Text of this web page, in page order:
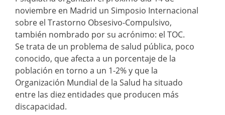
noviembre en Madrid un Simposio Internacional
sobre el Trastorno Obsesivo-Compulsivo,
también nombrado por su acrónimo: el TOC.
Se trata de un problema de salud pública, poco
conocido, que afecta a un porcentaje de la
población en torno a un 1-2% y que la
Organización Mundial de la Salud ha situado
entre las diez entidades que producen más
discapacidad.